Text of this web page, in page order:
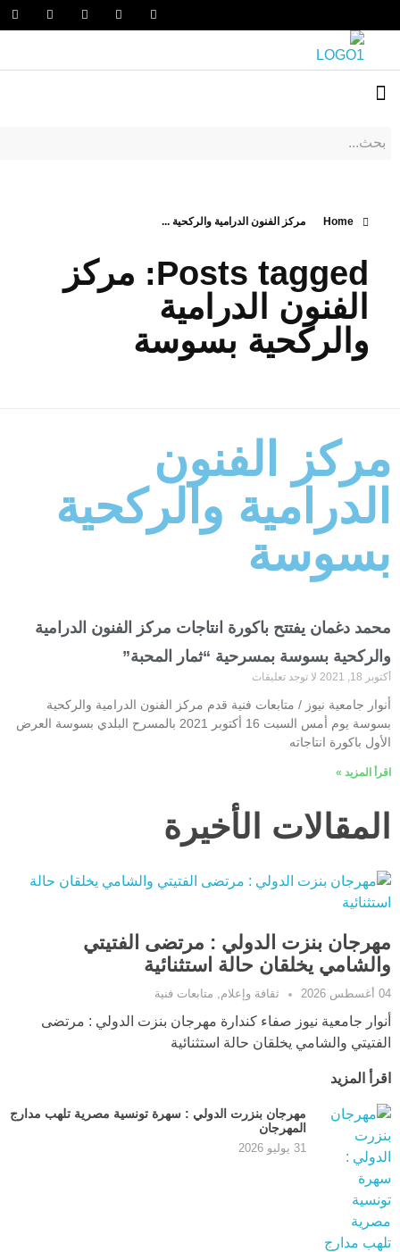
Home مركز الفنون الدرامية والركحية ...
Posts tagged: مركز
الفنون الدرامية
والركحية بسوسة
مركز الفنون
الدرامية والركحية
بسوسة
محمد دغمان يفتتح باكورة انتاجات مركز الفنون الدرامية
والركحية بسوسة بمسرحية “ثمار المحبة”
أكتوبر 18, 2021 لا توجد تعليقات
أنوار جامعية نيوز / متابعات فنية قدم مركز الفنون الدرامية والركحية
بسوسة يوم أمس السبت 16 أكتوبر 2021 بالمسرح البلدي بسوسة العرض
الأول باكورة انتاجاته
اقرأ المزيد »
المقالات الأخيرة
مهرجان بنزت الدولي : مرتضى الفتيتي
والشامي يخلقان حالة استثنائية
04 أغسطس 2026 ثقافة وإعلام, متابعات فنية
أنوار جامعية نيوز صفاء كندارة مهرجان بنزت الدولي : مرتضى
الفتيتي والشامي يخلقان حالة استثنائية
اقرأ المزيد
مهرجان بنزرت الدولي : سهرة تونسية مصرية تلهب مدارج
المهرجان
31 يوليو 2026